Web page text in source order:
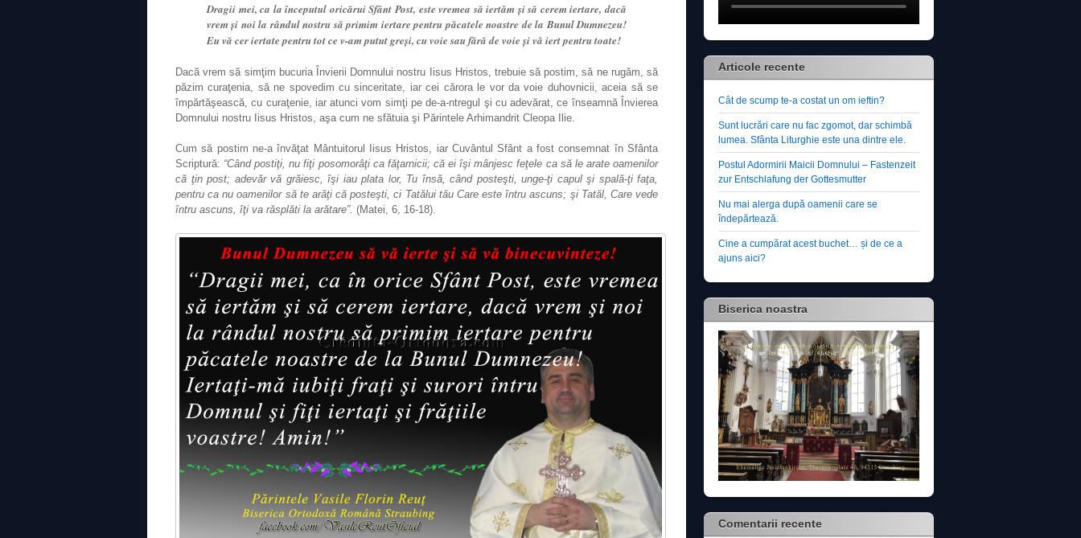
Dragii mei, ca la începutul oricărui Sfânt Post, este vremea să iertăm şi să cerem iertare, dacă
vrem şi noi la rândul nostru să primim iertare pentru păcatele noastre de la Bunul Dumnezeu!
Eu vă cer iertate pentru tot ce v-am putut greşi, cu voie sau fără de voie şivă iert pentru toate!
Dacă vrem să simţim bucuria Învierii Domnului nostru Iisus Hristos, trebuie să postim, să ne rugăm, să
păzim curaţenia, să ne spovedim cu sinceritate, iar cei cărora le vor da voie duhovnicii, aceia să se
împărtăşească, cu curaţenie, iar atunci vom simţi pe de-a-ntregul şi cu adevărat, ce înseamnă Învierea
Domnului nostru Iisus Hristos, aşa cum ne sfătuia şi Părintele Arhimandrit Cleopa Ilie.
Cum să postim ne‐a învăţat Mântuitorul Iisus Hristos, iar Cuvântul Sfânt a fost consemnat în Sfânta
Scriptură: “Când postiţi, nu fiţi posomorâţi ca făţarnicii; că ei îşi mânjesc feţele ca să le arate oamenilor
că ţin post; adevăr vă grăiesc, îşi iau plata lor, Tu însă, când posteşti, unge‐ţi capul şi spală‐ţi faţa,
pentru ca nu oamenilor să te arăţi că posteşti, ci Tatălui tău Care este întru ascuns; şi Tatăl, Care vede
întru ascuns, îţi va răsplăti la arătare”. (Matei, 6, 16-18).
Articole recente
Cât de scump te-a costat un om ieftin?
Sunt lucrări care nu fac zgomot, dar schimbă
lumea. Sfânta Liturghie este una dintre ele.
Postul Adormirii Maicii Domnului – Fastenzeit
zur Entschlafung der Gottesmutter
Nu mai alerga după oamenii care se
îndepărtează.
Cine a cumpărat acest buchet… și de ce a
ajuns aici?
Biserica noastra
Comentarii recente